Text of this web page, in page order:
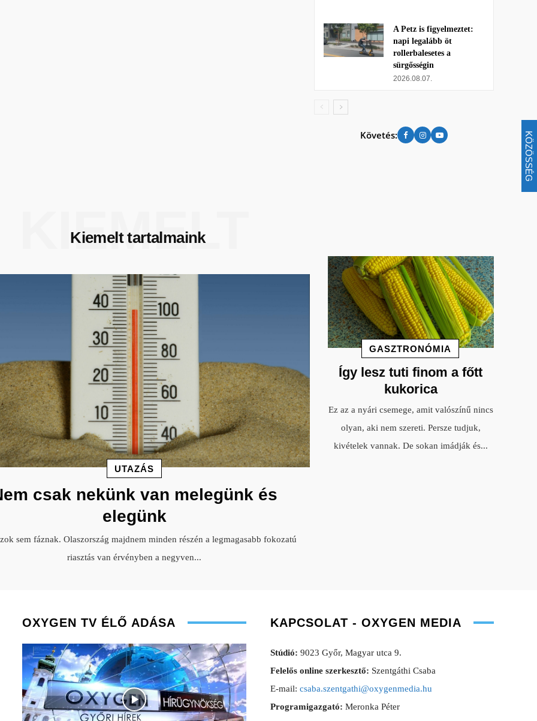
KÖZÖSSÉG
A Petz is figyelmeztet:
napi legalább öt
rollerbalesetes a
sürgősségin
2026.08.07.
Követés:
Kiemelt tartalmaink
KIEMELT
UTAZÁS
csak nekünk van melegünk és
elegünk
sem fáznak. Olaszország majdnem minden részén a legmagasabb fokozatú
riasztás van érvényben a negyven...
GASZTRONÓMIA
Így lesz tuti finom a főtt
kukorica
Ez az a nyári csemege, amit valószínű nincs
olyan, aki nem szereti. Persze tudjuk,
kivételek vannak. De sokan imádják és...
OXYGEN TV ÉLŐ ADÁSA KAPCSOLAT - OXYGEN MEDIA
Stúdió: 9023 Győr, Magyar utca 9.
Felelős online szerkesztő: Szentgáthi Csaba
E-mail: csaba.szentgathi@oxygenmedia.hu
Programigazgató: Meronka Péter